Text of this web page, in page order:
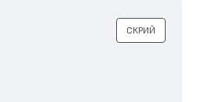
СКРИЙ